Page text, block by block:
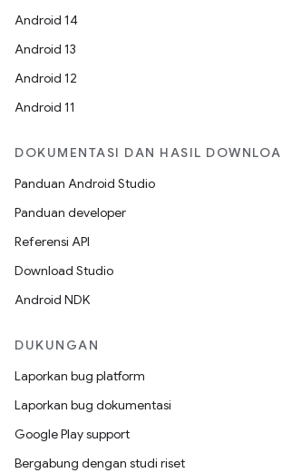
Android 14
Android 13
Android 12
Android 11
DOKUMENTASI DAN HASIL
Panduan Android Studio
Panduan developer
Referensi API
Download Studio
Android NDK
DUKUNGAN
Laporkan bug platform
Laporkan bug dokumentasi
Google Play support
Bergabung dengan studi riset